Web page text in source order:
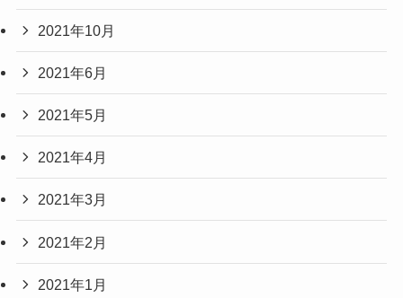
2021年10月
2021年6月
2021年5月
2021年4月
2021年3月
2021年2月
2021年1月